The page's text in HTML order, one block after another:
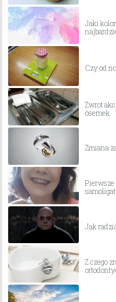
Jaki
Czy od
Zwrot
ósemek
Zmiana
Pierwsze
Jak
Z czego